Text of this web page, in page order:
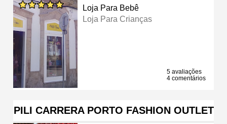
Loja Para Bebê
Loja Para Crianças
5 avaliações
4 comentários
PILI CARRERA PORTO FASHION OUTLET